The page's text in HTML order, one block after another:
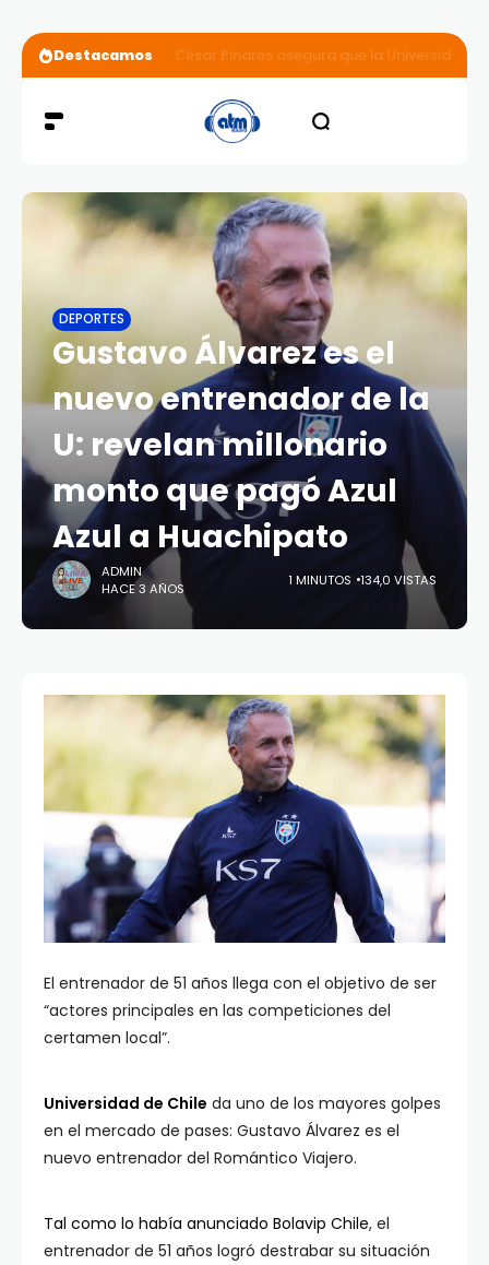
Destacamos César Pinares asegura que la Universidad
DEPORTES
Gustavo Álvarez es el
nuevo entrenador de la
U: revelan millonario
monto que pagó Azul
Azul a Huachipato
ADMIN
HACE 3 AÑOS
1 MINUTOS 134,0 VISTAS
El entrenador de 51 años llega con el objetivo de ser
“actores principales en las competiciones del
certamen local”.
Universidad de Chile da uno de los mayores golpes
en el mercado de pases: Gustavo Álvarez es el
nuevo entrenador del Romántico Viajero.
Tal como lo había anunciado Bolavip Chile, el
entrenador de 51 años logró destrabar su situación